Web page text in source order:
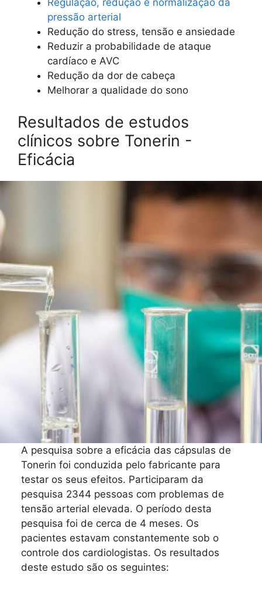
Regulação, redução e normalização da
pressão arterial
Redução do stress, tensão e ansiedade
Reduzir a probabilidade de ataque
cardíaco e AVC
Redução da dor de cabeça
Melhorar a qualidade do sono
Resultados de estudos
clínicos sobre Tonerin -
Eficácia
A pesquisa sobre a eficácia das cápsulas de
Tonerin foi conduzida pelo fabricante para
testar os seus efeitos. Participaram da
pesquisa 2344 pessoas com problemas de
tensão arterial elevada. O período desta
pesquisa foi de cerca de 4 meses. Os
pacientes estavam constantemente sob o
controle dos cardiologistas. Os resultados
deste estudo são os seguintes: